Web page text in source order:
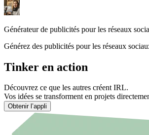
Générateur de publicités pour les réseaux
Générez des publicités pour les réseaux
Tinker en action
Découvrez ce que les autres créent IRL.
Vos idées se transforment en projets
Obtenir l’appli